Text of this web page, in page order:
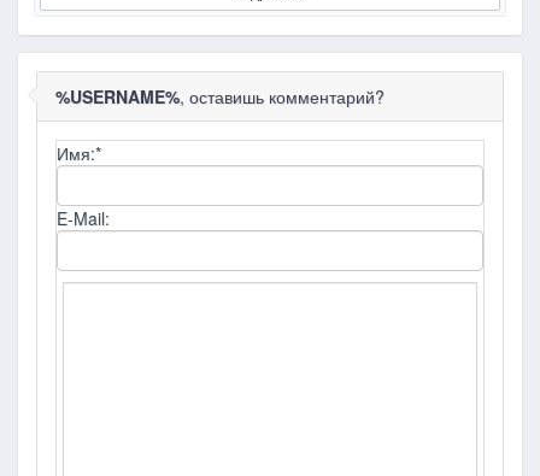
%USERNAME%, оставишь комментарий?
Имя:*
E-Mail: